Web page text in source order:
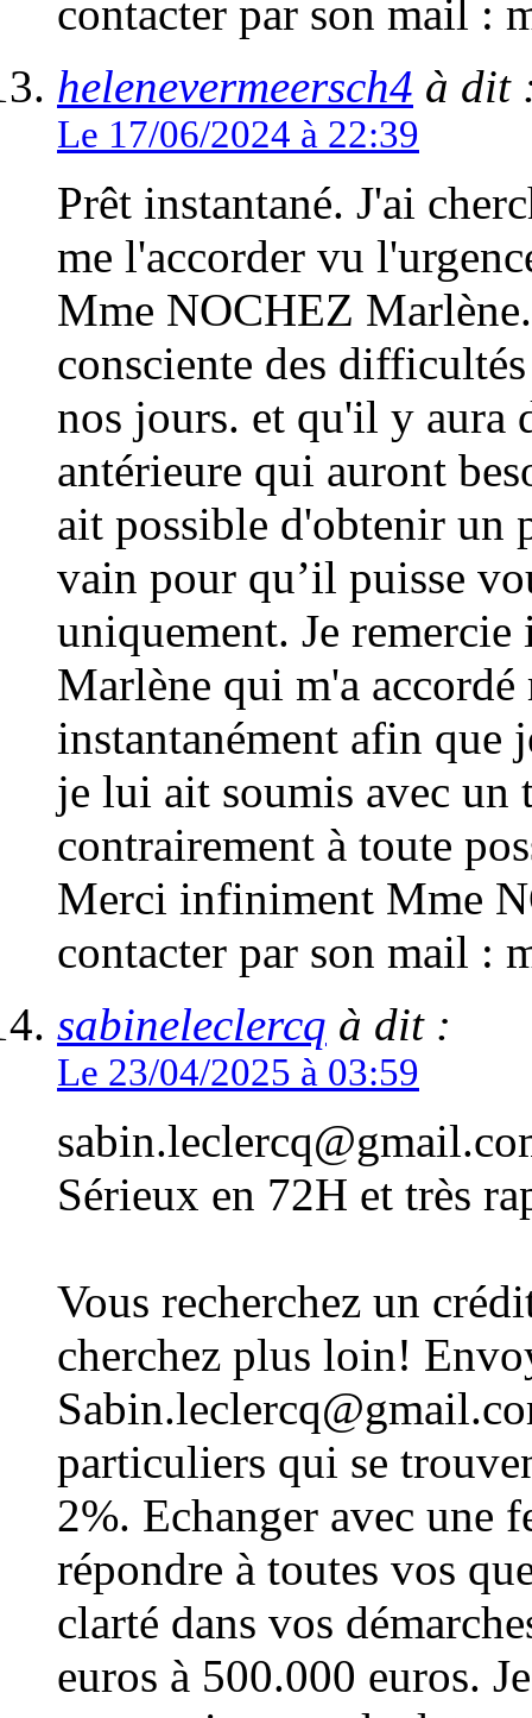
contacter par son mail :
helenevermeersch4 à dit
Le 17/06/2024 à 22:39
Prêt instantané. J'ai
me l'accorder vu
Mme NOCHEZ
consciente des
nos jours. et qu'il y aura
antérieure qui auront
ait possible d'obtenir un
vain pour qu’il puisse
uniquement. Je
Marlène qui m'a
instantanément afin que
je lui ait soumis avec un
contrairement à toute
Merci infiniment Mme
contacter par son mail :
sabineleclercq à dit :
Le 23/04/2025 à 03:59
Sérieux en 72H et très
Vous recherchez un
cherchez plus loin!
particuliers qui se
2%. Echanger avec une
répondre à toutes vos
clarté dans vos
euros à 500.000 euros.